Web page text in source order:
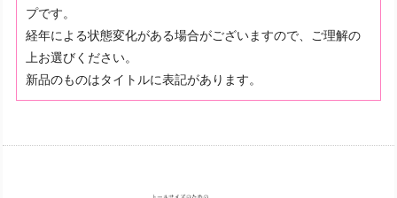
プです。
経年による状態変化がある場合がございますので、ご理解の
上お選びください。
新品のものはタイトルに表記があります。